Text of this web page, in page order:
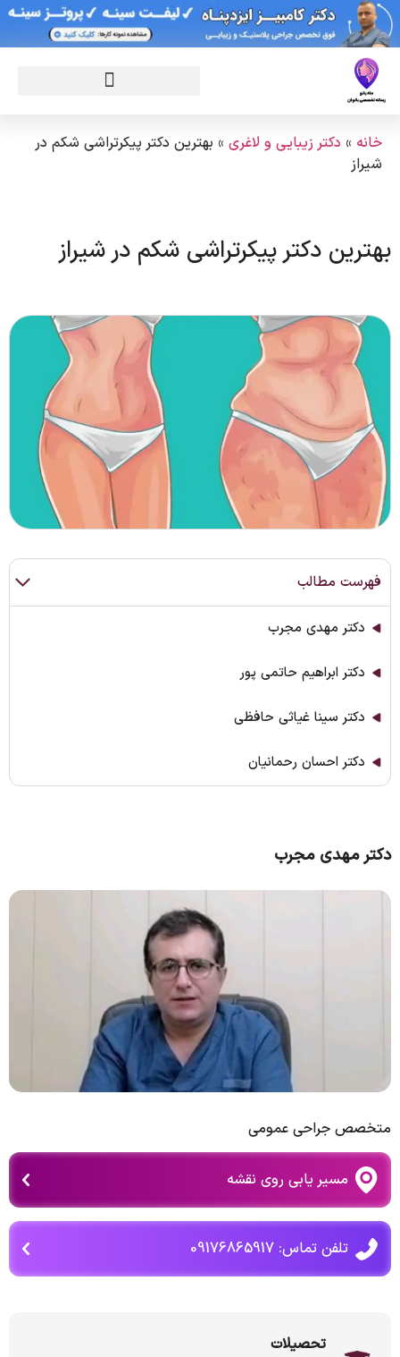
خانه » دکتر زیبایی و لاغری » بهترین دکتر پیکرتراشی شکم در
شیراز
بهترین دکتر پیکرتراشی شکم در شیراز
فهرست مطالب
دکتر مهدی مجرب
دکتر ابراهیم حاتمی پور
دکتر سینا غیاثی حافظی
دکتر احسان رحمانیان
دکتر مهدی مجرب
متخصص جراحی عمومی
مسیر یابی روی نقشه
تلفن تماس: 09176865917
تحصیلات